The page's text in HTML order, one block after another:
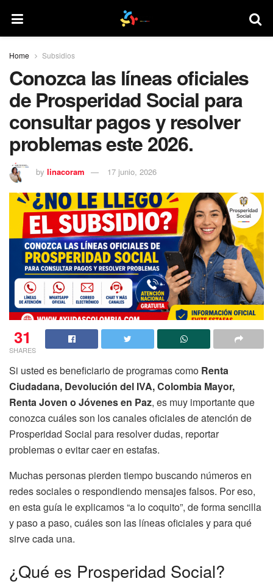
Home Subsidios
Conozca las líneas oficiales
de Prosperidad Social para
consultar pagos y resolver
problemas este 2026.
by linacoram 17 junio, 2026
31
SHARES
Si usted es beneficiario de programas como Renta
Ciudadana, Devolución del IVA, Colombia Mayor,
Renta Joven o Jóvenes en Paz, es muy importante que
conozca cuáles son los canales oficiales de atención de
Prosperidad Social para resolver dudas, reportar
problemas o evitar caer en estafas.
Muchas personas pierden tiempo buscando números en
redes sociales o respondiendo mensajes falsos. Por eso,
en esta guía le explicamos “a lo coquito”, de forma sencilla
y paso a paso, cuáles son las líneas oficiales y para qué
sirve cada una.
¿Qué es Prosperidad Social?